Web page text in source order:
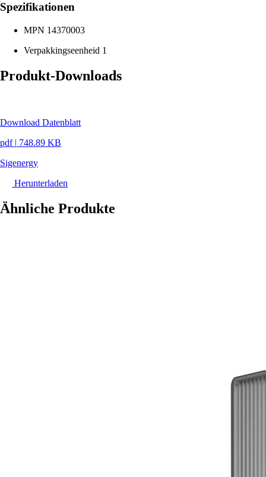
Spezifikationen
MPN 14370003
Verpakkingseenheid 1
Produkt-Downloads
Download Datenblatt
pdf | 748.89 KB
Sigenergy
Herunterladen
Ähnliche Produkte